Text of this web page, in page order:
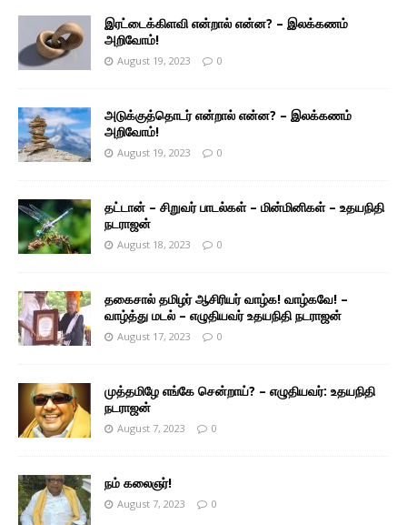
இரட்டைக்கிளவி என்றால் என்ன? – இலக்கணம்
அறிவோம்!
August 19, 2023 0
அடுக்குத்தொடர் என்றால் என்ன? – இலக்கணம்
அறிவோம்!
August 19, 2023 0
தட்டான் – சிறுவர் பாடல்கள் – மின்மினிகள் – உதயநிதி
நடராஜன்
August 18, 2023 0
தகைசால் தமிழர் ஆசிரியர் வாழ்க! வாழ்கவே! –
வாழ்த்து மடல் – எழுதியவர் உதயநிதி நடராஜன்
August 17, 2023 0
முத்தமிழே எங்கே சென்றாய்? – எழுதியவர்: உதயநிதி
நடராஜன்
August 7, 2023 0
நம் கலைஞர்!
August 7, 2023 0